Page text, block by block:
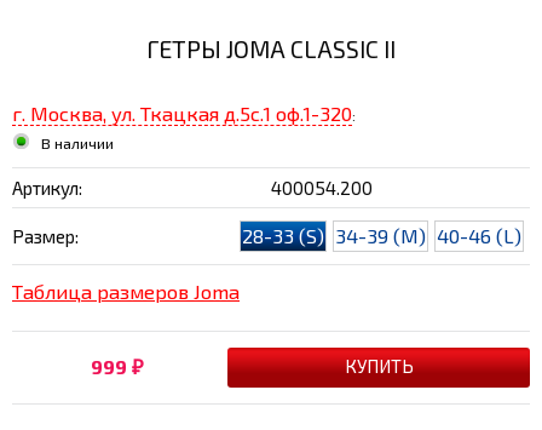
ГЕТРЫ JOMA CLASSIC II
г. Москва, ул. Ткацкая д.5с.1 оф.1-320:
В наличии
Артикул: 400054.200
Размер: 28-33 (S) 34-39 (M) 40-46 (L)
Таблица размеров Joma
999 ₽